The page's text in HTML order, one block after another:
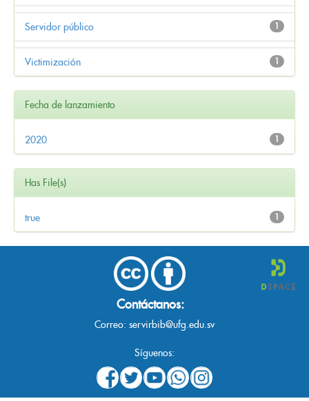
1
Servidor público
1
Victimización
Fecha de lanzamiento
1
2020
Has File(s)
1
true
Contáctanos:
Correo: servirbib@ufg.edu.sv
Síguenos: